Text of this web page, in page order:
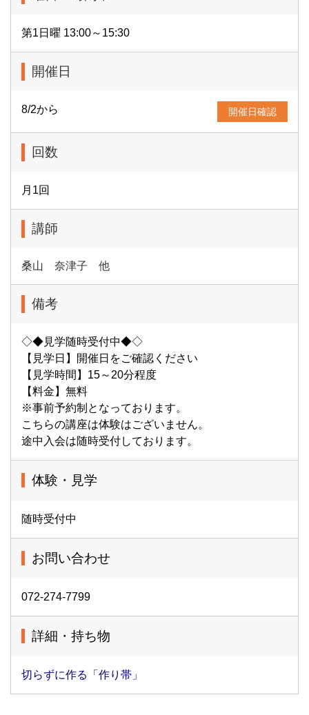
第1日曜 13:00～15:30
開催日
8/2から 開催日確認
回数
月1回
講師
桑山 奈津子 他
備考
◇◆見学随時受付中◆◇
【見学日】開催日をご確認ください
【見学時間】15～20分程度
【料金】無料
※事前予約制となっております。
こちらの講座は体験はございません。
途中入会は随時受付しております。
体験・見学
随時受付中
お問い合わせ
072-274-7799
詳細・持ち物
切らずに作る「作り帯」